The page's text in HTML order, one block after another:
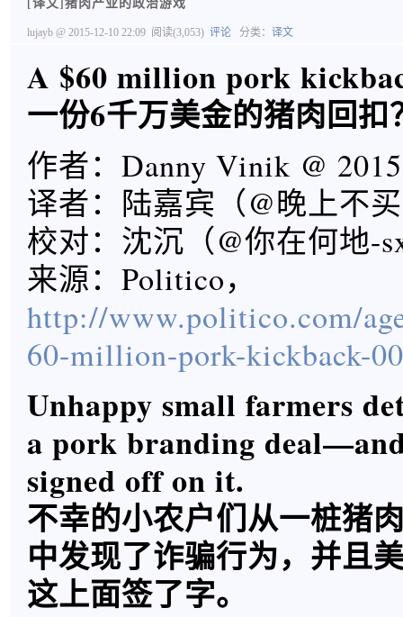
lujayb @ 2015-12-10 22:09 阅读(3,053) 评论 分类： 译文
A $60 million pork
一份6千万美金的猪肉回扣
作者：Danny Vinik @
译者：陆嘉宾（@晚上不
校对：沈沉（@你在何地-
来源：Politico，
http://www.politico.com/
60-million-pork-kickback-
Unhappy small farmers
a pork branding
signed off on it.
不幸的小农户们从一桩猪
中发现了诈骗行为，并且
这上面签了字。